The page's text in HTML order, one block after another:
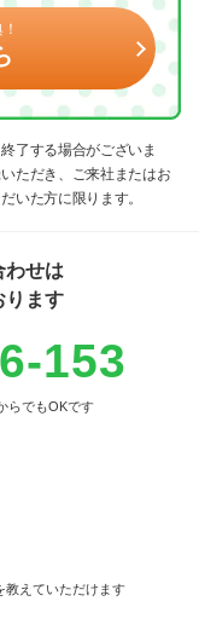
了する場合がございま
ただき、ご来社またはお
いた方に限ります。
わせは
ります
153
らでもOKです
教えていただけます